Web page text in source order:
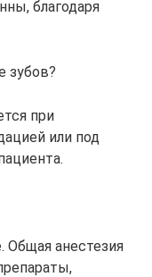
благодаря
зубов?
при
или под
Общая анестезия